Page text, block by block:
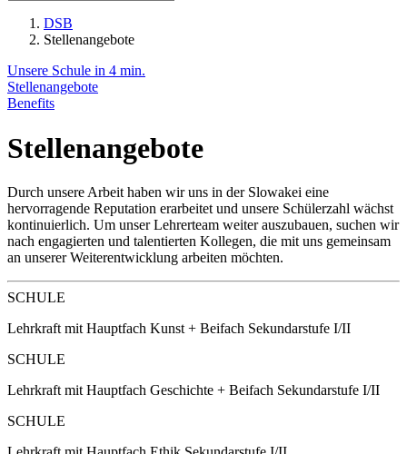
DSB
Stellenangebote
Unsere Schule in 4 min.
Stellenangebote
Benefits
Stellenangebote
Durch unsere Arbeit haben wir uns in der Slowakei eine
hervorragende Reputation erarbeitet und unsere Schülerzahl wächst
kontinuierlich. Um unser Lehrerteam weiter auszubauen, suchen wir
nach engagierten und talentierten Kollegen, die mit uns gemeinsam
an unserer Weiterentwicklung arbeiten möchten.
SCHULE
Lehrkraft mit Hauptfach Kunst + Beifach Sekundarstufe I/II
SCHULE
Lehrkraft mit Hauptfach Geschichte + Beifach Sekundarstufe I/II
SCHULE